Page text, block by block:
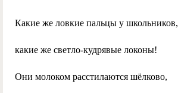
Какие же ловкие пальцы у школьников,
какие же светло-кудрявые локоны!
Они молоком расстилаются шёлково,